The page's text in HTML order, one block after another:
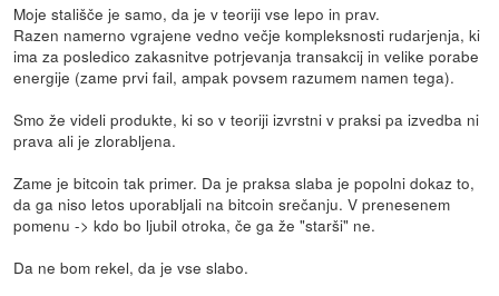
Moje stališče je samo, da je v teoriji vse lepo in prav.
Razen namerno vgrajene vedno večje kompleksnosti rudarjenja, ki
ima za posledico zakasnitve potrjevanja transakcij in velike porabe
energije (zame prvi fail, ampak povsem razumem namen tega).
Smo že videli produkte, ki so v teoriji izvrstni v praksi pa izvedba ni
prava ali je zlorabljena.
Zame je bitcoin tak primer. Da je praksa slaba je popolni dokaz to,
da ga niso letos uporabljali na bitcoin srečanju. V prenesenem
pomenu -> kdo bo ljubil otroka, če ga že "starši" ne.
Da ne bom rekel, da je vse slabo.